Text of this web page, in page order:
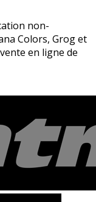
non-
Colors, Grog et
en ligne de